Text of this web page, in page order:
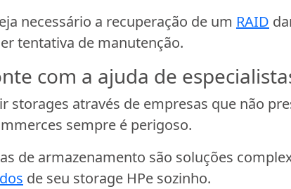
necessário a recuperação de um RAID
tentativa de manutenção.
com a ajuda de
storages através de empresas que não
sempre é perigoso.
de armazenamento são soluções
de seu storage HPe sozinho.